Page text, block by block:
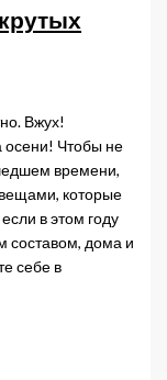
Вжух!
осени! Чтобы не
времени,
которые
в этом году
составом, дома и
себе в